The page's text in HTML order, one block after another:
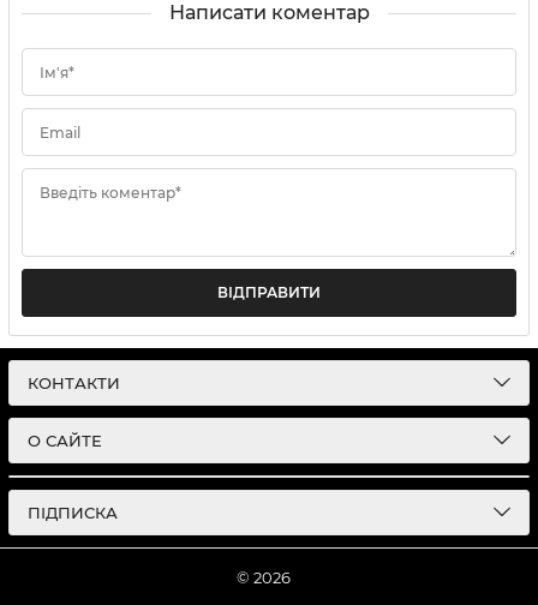
Написати коментар
Ім'я*
Email
Введіть коментар*
ВІДПРАВИТИ
КОНТАКТИ
О САЙТЕ
ПІДПИСКА
© 2026